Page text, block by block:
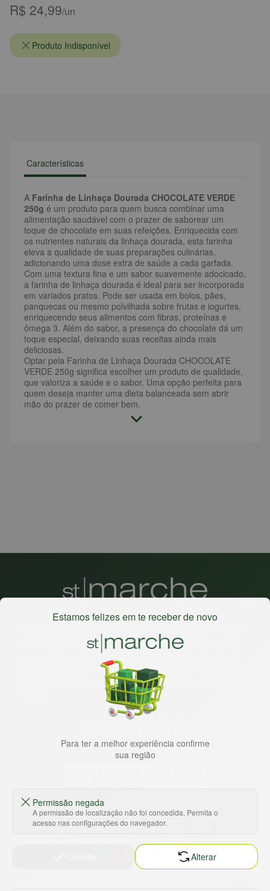
R$ 24,99/un
Produto Indisponível
Características
A Farinha de Linhaça Dourada CHOCOLATE VERDE
250g é um produto para quem busca combinar uma
alimentação saudável com o prazer de saborear um
toque de chocolate em suas refeições. Enriquecida com
os nutrientes naturais da linhaça dourada, esta farinha
eleva a qualidade de suas preparações culinárias,
adicionando uma dose extra de saúde a cada garfada.
Com uma textura fina e um sabor suavemente adocicado,
a farinha de linhaça dourada é ideal para ser incorporada
em variados pratos. Pode ser usada em bolos, pães,
panquecas ou mesmo polvilhada sobre frutas e iogurtes,
enriquecendo seus alimentos com fibras, proteínas e
ômega 3. Além do sabor, a presença do chocolate dá um
toque especial, deixando suas receitas ainda mais
deliciosas.
Optar pela Farinha de Linhaça Dourada CHOCOLATE
VERDE 250g significa escolher um produto de qualidade,
que valoriza a saúde e o sabor. Uma opção perfeita para
quem deseja manter uma dieta balanceada sem abrir
mão do prazer de comer bem.
experiência de compras, a preços competitivos, pra você
comprar tudo o que precisa para seu dia a dia em um só
lugar. Além da loja online temos 31 lojas físicas na capital,
Grande São Paulo, litoral e interior de São Paulo. Vem ser
HORTUS COMERCIO DE ALIMENTOS S.A
Estamos felizes em te receber de novo
Para ter a melhor experiência confirme
sua região
Permissão negada
A permissão de localização não foi concedida. Permita o
acesso nas configurações do navegador.
Alterar